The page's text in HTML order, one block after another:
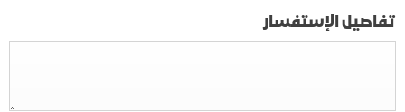
تفاصيل الإستفسار